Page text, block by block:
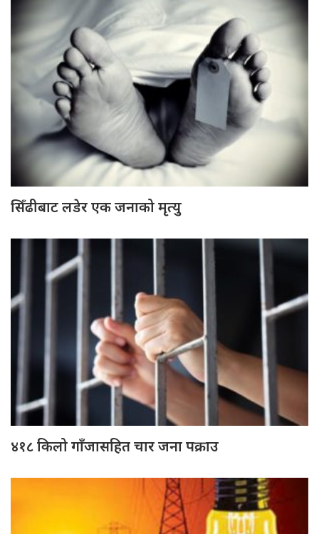
सिँढीबाट लडेर एक जनाको मृत्यु
४१८ किलो गाँजासहित चार जना पक्राउ